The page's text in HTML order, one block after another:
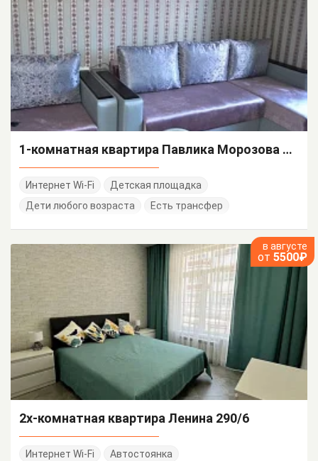
1-комнатная квартира Павлика Морозова 24 кв 2
Интернет Wi-Fi
Детская площадка
Дети любого возраста
Есть трансфер
в августе
от 5500₽
2х-комнатная квартира Ленина 290/6
Интернет Wi-Fi Автостоянка